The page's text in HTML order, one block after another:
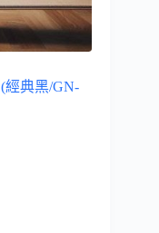
經典黑/GN-